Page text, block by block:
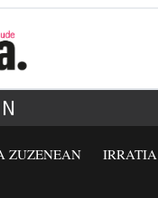
ZUZENEAN